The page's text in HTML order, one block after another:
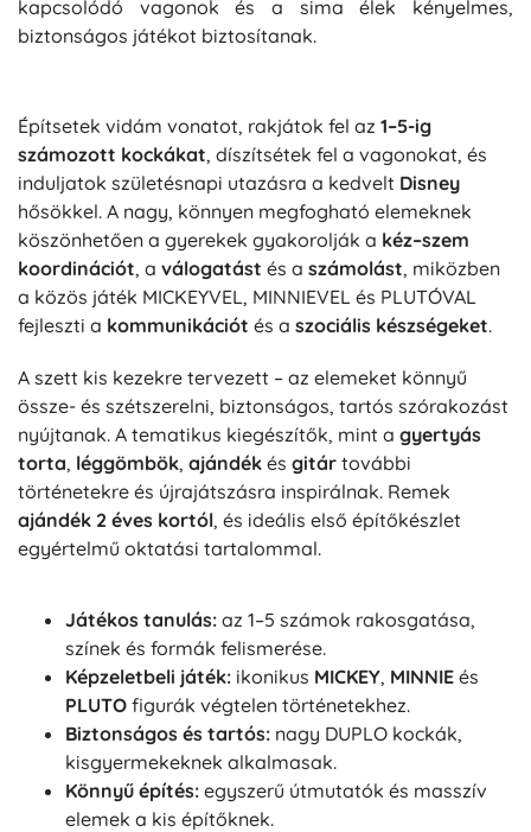
kapcsolódó vagonok és a sima élek kényelmes,
biztonságos játékot biztosítanak.
Építsetek vidám vonatot, rakjátok fel az 1–5-ig
számozott kockákat, díszítsétek fel a vagonokat, és
induljatok születésnapi utazásra a kedvelt Disney
hősökkel. A nagy, könnyen megfogható elemeknek
köszönhetően a gyerekek gyakorolják a kéz–szem
koordinációt, a válogatást és a számolást, miközben
a közös játék MICKEYVEL, MINNIEVEL és PLUTÓVAL
fejleszti a kommunikációt és a szociális készségeket.
A szett kis kezekre tervezett – az elemeket könnyű
össze- és szétszerelni, biztonságos, tartós szórakozást
nyújtanak. A tematikus kiegészítők, mint a gyertyás
torta, léggömbök, ajándék és gitár további
történetekre és újrajátszásra inspirálnak. Remek
ajándék 2 éves kortól, és ideális első építőkészlet
egyértelmű oktatási tartalommal.
Játékos tanulás: az 1–5 számok rakosgatása,
színek és formák felismerése.
Képzeletbeli játék: ikonikus MICKEY, MINNIE és
PLUTO figurák végtelen történetekhez.
Biztonságos és tartós: nagy DUPLO kockák,
kisgyermekeknek alkalmasak.
Könnyű építés: egyszerű útmutatók és masszív
elemek a kis építőknek.